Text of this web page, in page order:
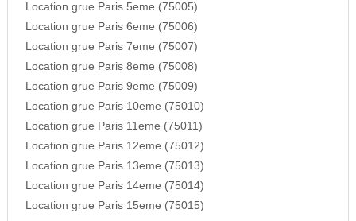
Location grue Paris 5eme (75005)
Location grue Paris 6eme (75006)
Location grue Paris 7eme (75007)
Location grue Paris 8eme (75008)
Location grue Paris 9eme (75009)
Location grue Paris 10eme (75010)
Location grue Paris 11eme (75011)
Location grue Paris 12eme (75012)
Location grue Paris 13eme (75013)
Location grue Paris 14eme (75014)
Location grue Paris 15eme (75015)